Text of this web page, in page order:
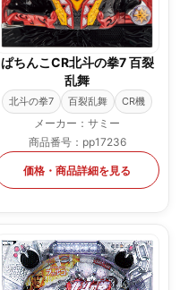
ぱちんこCR北斗の拳7 百裂
乱舞
北斗の拳7 百裂乱舞 CR機
メーカー：サミー
商品番号：pp17236
価格・商品詳細を見る